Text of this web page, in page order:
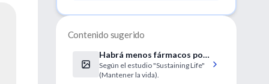
Contenido sugerido
Habrá menos fármacos por
la pérdida de la
biodiversidad
Según el estudio "Sustaining Life"
(Mantener la vida).